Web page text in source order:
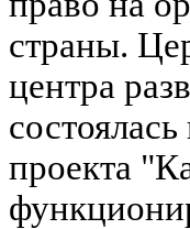
страны.
центра
проекта